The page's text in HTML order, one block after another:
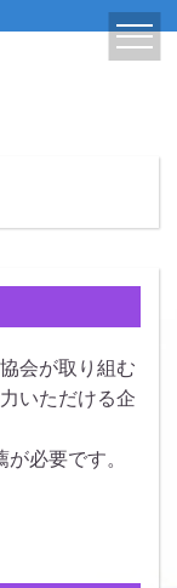
会が取り組む
いただける企
必要です。